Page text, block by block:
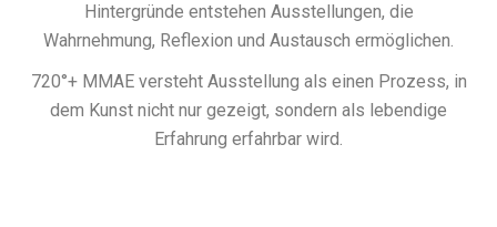
Hintergründe entstehen Ausstellungen, die
Wahrnehmung, Reflexion und Austausch ermöglichen.
720°+ MMAE versteht Ausstellung als einen Prozess, in
dem Kunst nicht nur gezeigt, sondern als lebendige
Erfahrung erfahrbar wird.